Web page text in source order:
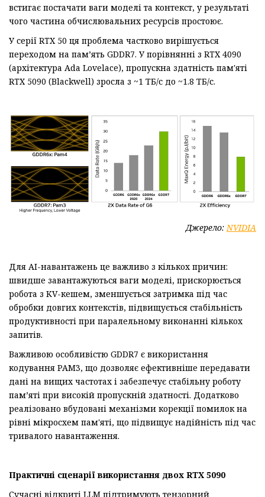
встигає постачати ваги моделі та контекст, у результаті
чого частина обчислювальних ресурсів простоює.
У серії RTX 50 ця проблема частково вирішується
переходом на пам’ять GDDR7. У порівнянні з RTX 4090
(архітектура Ada Lovelace), пропускна здатність пам'яті
RTX 5090 (Blackwell) зросла з ~1 ТБ/с до ~1.8 ТБ/с.
Джерело:NVIDIA
Для AI-навантажень це важливо з кількох причин:
швидше завантажуються ваги моделі, прискорюється
робота з KV-кешем, зменшується затримка під час
обробки довгих контекстів, підвищується стабільність
продуктивності при паралельному виконанні кількох
запитів.
Важливою особливістю GDDR7 є використання
кодування PAM3, що дозволяє ефективніше передавати
дані на вищих частотах і забезпечує стабільну роботу
пам’яті при високій пропускній здатності. Додатково
реалізовано вбудовані механізми корекції помилок на
рівні мікросхем пам'яті, що підвищує надійність під час
тривалого навантаження.
Практичні сценарії використання двох RTX 5090
Сучасні відкриті LLM підтримують тензорний